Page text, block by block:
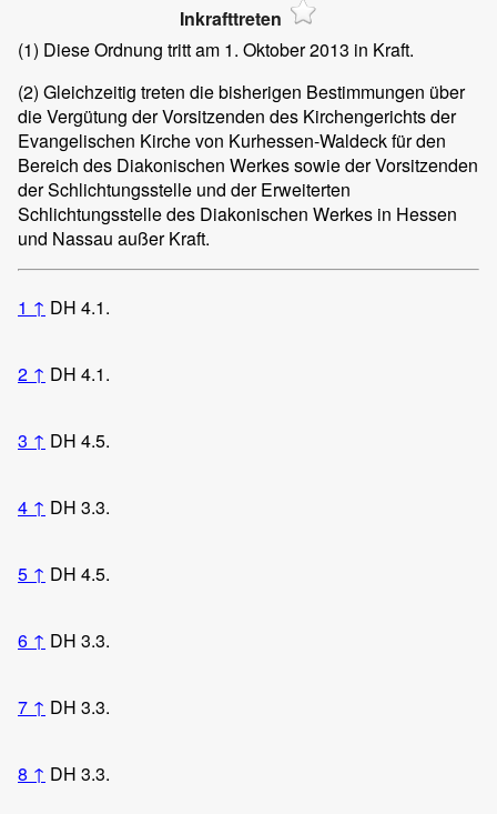
Inkrafttreten
(1) Diese Ordnung tritt am 1. Oktober 2013 in Kraft.
(2) Gleichzeitig treten die bisherigen Bestimmungen über
die Vergütung der Vorsitzenden des Kirchengerichts der
Evangelischen Kirche von Kurhessen-Waldeck für den
Bereich des Diakonischen Werkes sowie der Vorsitzenden
der Schlichtungsstelle und der Erweiterten
Schlichtungsstelle des Diakonischen Werkes in Hessen
und Nassau außer Kraft.
1 ↑ DH 4.1.
2 ↑ DH 4.1.
3 ↑ DH 4.5.
4 ↑ DH 3.3.
5 ↑ DH 4.5.
6 ↑ DH 3.3.
7 ↑ DH 3.3.
8 ↑ DH 3.3.